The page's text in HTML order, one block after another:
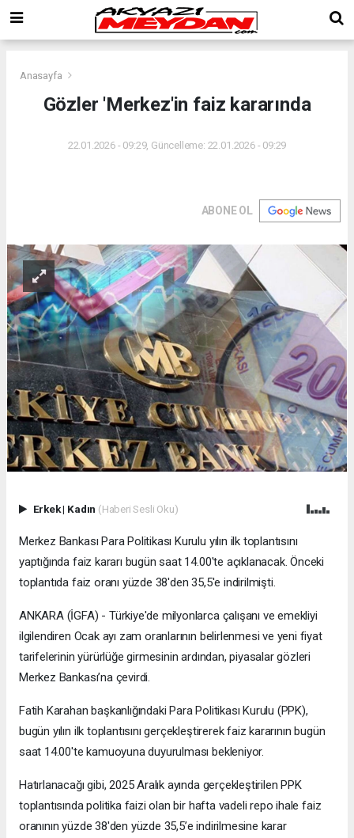
Anasayfa
Gözler 'Merkez'in faiz kararında
22.01.2026 - 09:29, Güncelleme: 22.01.2026 - 09:29
ABONE OL
Erkek| Kadın (Haberi Sesli Oku)
Merkez Bankası Para Politikası Kurulu yılın ilk toplantısını
yaptığında faiz kararı bugün saat 14.00'te açıklanacak. Önceki
toplantıda faiz oranı yüzde 38'den 35,5'e indirilmişti.
ANKARA (İGFA) - Türkiye'de milyonlarca çalışanı ve emekliyi
ilgilendiren Ocak ayı zam oranlarının belirlenmesi ve yeni fiyat
tarifelerinin yürürlüğe girmesinin ardından, piyasalar gözleri
Merkez Bankası’na çevirdi.
Fatih Karahan başkanlığındaki Para Politikası Kurulu (PPK),
bugün yılın ilk toplantısını gerçekleştirerek faiz kararının bugün
saat 14.00'te kamuoyuna duyurulması bekleniyor.
Hatırlanacağı gibi, 2025 Aralık ayında gerçekleştirilen PPK
toplantısında politika faizi olan bir hafta vadeli repo ihale faiz
oranının yüzde 38'den yüzde 35,5’e indirilmesine karar